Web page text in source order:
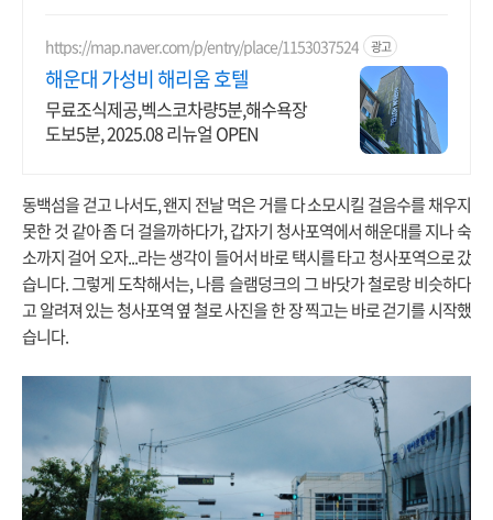
https://map.naver.com/p/entry/place/1153037524 광고
해운대 가성비 해리움 호텔
무료조식제공,벡스코차량5분,해수욕장
도보5분, 2025.08 리뉴얼 OPEN
동백섬을 걷고 나서도, 왠지 전날 먹은 거를 다 소모시킬 걸음수를 채우지
못한 것 같아 좀 더 걸을까하다가, 갑자기 청사포역에서 해운대를 지나 숙
소까지 걸어 오자...라는 생각이 들어서 바로 택시를 타고 청사포역으로 갔
습니다. 그렇게 도착해서는, 나름 슬램덩크의 그 바닷가 철로랑 비슷하다
고 알려져 있는 청사포역 옆 철로 사진을 한 장 찍고는 바로 걷기를 시작했
습니다.